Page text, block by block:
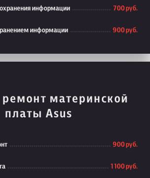
информации 700 руб.
информации 900 руб.
материнской
платы Asus
900 руб.
1 100 руб.